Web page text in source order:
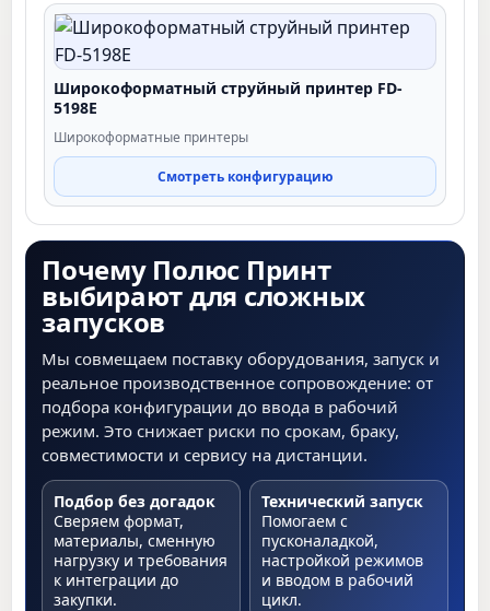
Широкоформатный струйный принтер FD-
5198E
Широкоформатные принтеры
Смотреть конфигурацию
Почему Полюс Принт
выбирают для сложных
запусков
Мы совмещаем поставку оборудования, запуск и
реальное производственное сопровождение: от
подбора конфигурации до ввода в рабочий
режим. Это снижает риски по срокам, браку,
совместимости и сервису на дистанции.
Подбор без догадок
Сверяем формат,
материалы, сменную
нагрузку и требования
к интеграции до
закупки.
Технический запуск
Помогаем с
пусконаладкой,
настройкой режимов
и вводом в рабочий
цикл.